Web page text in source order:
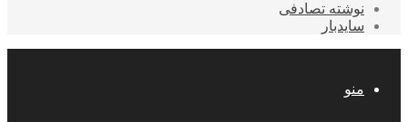
نوشته تصادفی
سایدبار
منو